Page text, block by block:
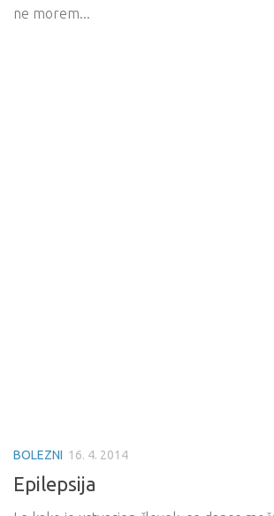
ne morem...
BOLEZNI 16. 4. 2014
Epilepsija